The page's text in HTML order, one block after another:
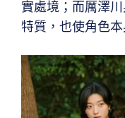
實處境；而厲澤
特質，也使角色